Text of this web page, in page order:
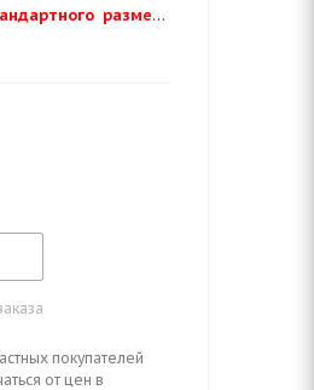
размера
покупателей
от цен в